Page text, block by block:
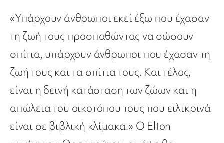
«Υπάρχουν άνθρωποι εκεί έξω που έχασαν
τη ζωή τους προσπαθώντας να σώσουν
σπίτια, υπάρχουν άνθρωποι που έχασαν τη
ζωή τους και τα σπίτια τους. Και τέλος,
είναι η δεινή κατάσταση των ζώων και η
απώλεια του οικοτόπου τους που ειλικρινά
είναι σε βιβλική κλίμακα.» Ο Elton